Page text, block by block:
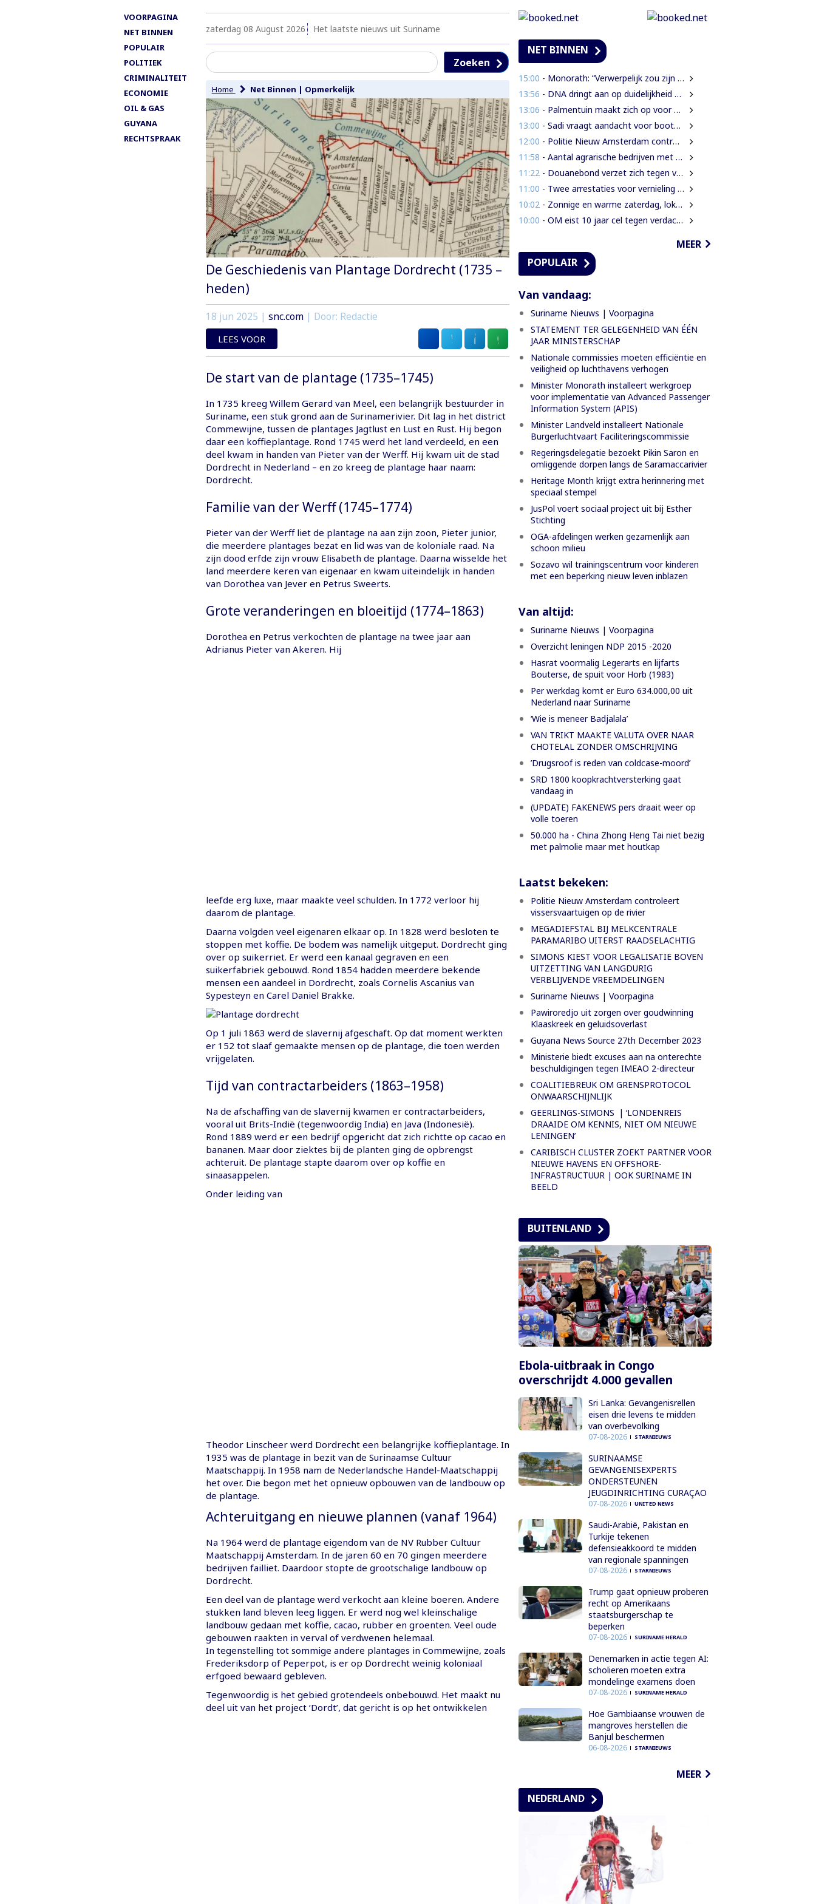
VOORPAGINA
NET BINNEN
POPULAIR
POLITIEK
CRIMINALITEIT
ECONOMIE
OIL & GAS
GUYANA
RECHTSPRAAK
zaterdag 08 August 2026 Het laatste nieuws uit Suriname
Zoeken
Home Net Binnen | Opmerkelijk
De Geschiedenis van Plantage Dordrecht (1735 –
heden)
18 jun 2025 | snc.com| Door: Redactie
LEES VOOR
De start van de plantage (1735–1745)
In 1735 kreeg Willem Gerard van Meel, een belangrijk bestuurder in
Suriname, een stuk grond aan de Surinamerivier. Dit lag in het district
Commewijne, tussen de plantages Jagtlust en Lust en Rust. Hij begon
daar een koffieplantage. Rond 1745 werd het land verdeeld, en een
deel kwam in handen van Pieter van der Werff. Hij kwam uit de stad
Dordrecht in Nederland – en zo kreeg de plantage haar naam:
Dordrecht.
Familie van der Werff (1745–1774)
Pieter van der Werff liet de plantage na aan zijn zoon, Pieter junior,
die meerdere plantages bezat en lid was van de koloniale raad. Na
zijn dood erfde zijn vrouw Elisabeth de plantage. Daarna wisselde het
land meerdere keren van eigenaar en kwam uiteindelijk in handen
van Dorothea van Jever en Petrus Sweerts.
Grote veranderingen en bloeitijd (1774–1863)
Dorothea en Petrus verkochten de plantage na twee jaar aan
Adrianus Pieter van Akeren. Hij
leefde erg luxe, maar maakte veel schulden. In 1772 verloor hij
daarom de plantage.
Daarna volgden veel eigenaren elkaar op. In 1828 werd besloten te
stoppen met koffie. De bodem was namelijk uitgeput. Dordrecht ging
over op suikerriet. Er werd een kanaal gegraven en een
suikerfabriek gebouwd. Rond 1854 hadden meerdere bekende
mensen een aandeel in Dordrecht, zoals Cornelis Ascanius van
Sypesteyn en Carel Daniel Brakke.
Op 1 juli 1863 werd de slavernij afgeschaft. Op dat moment werkten
er 152 tot slaaf gemaakte mensen op de plantage, die toen werden
vrijgelaten.
Tijd van contractarbeiders (1863–1958)
Na de afschaffing van de slavernij kwamen er contractarbeiders,
vooral uit Brits-Indië (tegenwoordig India) en Java (Indonesië).
Rond 1889 werd er een bedrijf opgericht dat zich richtte op cacao en
bananen. Maar door ziektes bij de planten ging de opbrengst
achteruit. De plantage stapte daarom over op koffie en
sinaasappelen.
Onder leiding van
Theodor Linscheer werd Dordrecht een belangrijke koffieplantage. In
1935 was de plantage in bezit van de Surinaamse Cultuur
Maatschappij. In 1958 nam de Nederlandsche Handel-Maatschappij
het over. Die begon met het opnieuw opbouwen van de landbouw op
de plantage.
Achteruitgang en nieuwe plannen (vanaf 1964)
Na 1964 werd de plantage eigendom van de NV Rubber Cultuur
Maatschappij Amsterdam. In de jaren 60 en 70 gingen meerdere
bedrijven failliet. Daardoor stopte de grootschalige landbouw op
Dordrecht.
Een deel van de plantage werd verkocht aan kleine boeren. Andere
stukken land bleven leeg liggen. Er werd nog wel kleinschalige
landbouw gedaan met koffie, cacao, rubber en groenten. Veel oude
gebouwen raakten in verval of verdwenen helemaal.
In tegenstelling tot sommige andere plantages in Commewijne, zoals
Frederiksdorp of Peperpot, is er op Dordrecht weinig koloniaal
erfgoed bewaard gebleven.
Tegenwoordig is het gebied grotendeels onbebouwd. Het maakt nu
deel uit van het project ‘Dordt’, dat gericht is op het ontwikkelen
NET BINNEN
15:00 - Monorath: “Verwerpelijk zou zijn wanneer we de dingen zouden bedekken met de mantel der liefde”
13:56 - DNA dringt aan op duidelijkheid over oorzaak massale vissterfte
13:06 - Palmentuin maakt zich op voor kleurrijke viering Dag der Inheemsen
13:00 - Sadi vraagt aandacht voor boothouders en overbelasting Wijdenboschbrug
12:00 - Politie Nieuw Amsterdam controleert vissersvaartuigen op de rivier
11:58 - Aantal agrarische bedrijven met 41 procent gegroeid
11:22 - Douanebond verzet zich tegen verlies ambtenarenstatus bij wijziging Wet Belastingdienst
11:00 - Twee arrestaties voor vernieling glasvezelkabels Telesur; maskers en kabelknipper gevonden
10:02 - Zonnige en warme zaterdag, lokaal kans op een bui
10:00 - OM eist 10 jaar cel tegen verdachte voor verkrachting, vrijheidsberoving en mishandeling
MEER
POPULAIR
Van vandaag:
Suriname Nieuws | Voorpagina
STATEMENT TER GELEGENHEID VAN ÉÉN
JAAR MINISTERSCHAP
Nationale commissies moeten efficiëntie en
veiligheid op luchthavens verhogen
Minister Monorath installeert werkgroep
voor implementatie van Advanced Passenger
Information System (APIS)
Minister Landveld installeert Nationale
Burgerluchtvaart Faciliteringscommissie
Regeringsdelegatie bezoekt Pikin Saron en
omliggende dorpen langs de Saramaccarivier
Heritage Month krijgt extra herinnering met
speciaal stempel
JusPol voert sociaal project uit bij Esther
Stichting
OGA-afdelingen werken gezamenlijk aan
schoon milieu
Sozavo wil trainingscentrum voor kinderen
met een beperking nieuw leven inblazen
Van altijd:
Suriname Nieuws | Voorpagina
Overzicht leningen NDP 2015 -2020
Hasrat voormalig Legerarts en lijfarts
Bouterse, de spuit voor Horb (1983)
Per werkdag komt er Euro 634.000,00 uit
Nederland naar Suriname
‘Wie is meneer Badjalala’
VAN TRIKT MAAKTE VALUTA OVER NAAR
CHOTELAL ZONDER OMSCHRIJVING
’Drugsroof is reden van coldcase-moord’
SRD 1800 koopkrachtversterking gaat
vandaag in
(UPDATE) FAKENEWS pers draait weer op
volle toeren
50.000 ha - China Zhong Heng Tai niet bezig
met palmolie maar met houtkap
Laatst bekeken:
Politie Nieuw Amsterdam controleert
vissersvaartuigen op de rivier
MEGADIEFSTAL BIJ MELKCENTRALE
PARAMARIBO UITERST RAADSELACHTIG
SIMONS KIEST VOOR LEGALISATIE BOVEN
UITZETTING VAN LANGDURIG
VERBLIJVENDE VREEMDELINGEN
Suriname Nieuws | Voorpagina
Pawiroredjo uit zorgen over goudwinning
Klaaskreek en geluidsoverlast
Guyana News Source 27th December 2023
Ministerie biedt excuses aan na onterechte
beschuldigingen tegen IMEAO 2-directeur
COALITIEBREUK OM GRENSPROTOCOL
ONWAARSCHIJNLIJK
GEERLINGS-SIMONS | ‘LONDENREIS
DRAAIDE OM KENNIS, NIET OM NIEUWE
LENINGEN’
CARIBISCH CLUSTER ZOEKT PARTNER VOOR
NIEUWE HAVENS EN OFFSHORE-
INFRASTRUCTUUR | OOK SURINAME IN
BEELD
BUITENLAND
Ebola-uitbraak in Congo
overschrijdt 4.000 gevallen
Sri Lanka: Gevangenisrellen
eisen drie levens te midden
van overbevolking
07-08-2026 STARNIEUWS
SURINAAMSE
GEVANGENISEXPERTS
ONDERSTEUNEN
JEUGDINRICHTING CURAÇAO
07-08-2026 UNITED NEWS
Saudi-Arabië, Pakistan en
Turkije tekenen
defensieakkoord te midden
van regionale spanningen
07-08-2026 STARNIEUWS
Trump gaat opnieuw proberen
recht op Amerikaans
staatsburgerschap te
beperken
07-08-2026 SURINAME HERALD
Denemarken in actie tegen AI:
scholieren moeten extra
mondelinge examens doen
07-08-2026 SURINAME HERALD
Hoe Gambiaanse vrouwen de
mangroves herstellen die
Banjul beschermen
06-08-2026 STARNIEUWS
MEER
NEDERLAND